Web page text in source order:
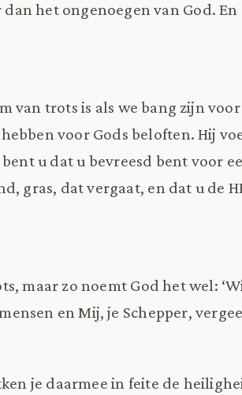
het ongenoegen van God. En
van trots is als we bang zijn
voor Gods beloften. Hij
u dat u bevreesd bent voor
gras, dat vergaat, en dat u de
maar zo noemt God het wel:
en Mij, je Schepper,
je daarmee in feite de